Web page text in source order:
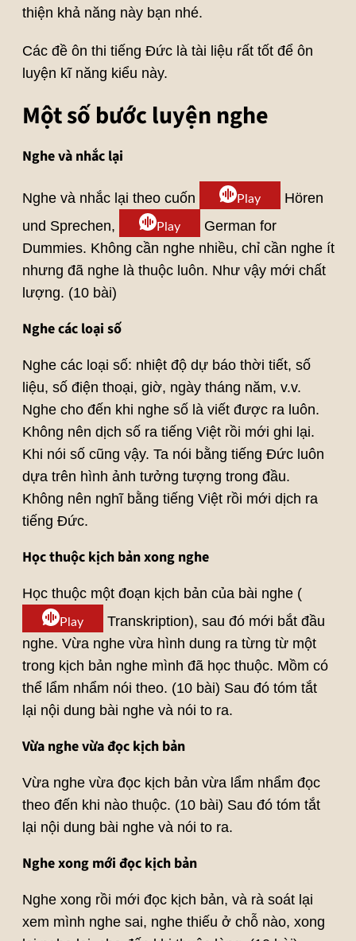
thiện khả năng này bạn nhé.
Các đề ôn thi tiếng Đức là tài liệu rất tốt để ôn
luyện kĩ năng kiểu này.
Một số bước luyện nghe
Nghe và nhắc lại
Nghe và nhắc lại theo cuốn Play
Hören
und Sprechen,
Play
German for
Dummies. Không cần nghe nhiều, chỉ cần nghe ít
nhưng đã nghe là thuộc luôn. Như vậy mới chất
lượng. (10 bài)
Nghe các loại số
Nghe các loại số: nhiệt độ dự báo thời tiết, số
liệu, số điện thoại, giờ, ngày tháng năm, v.v.
Nghe cho đến khi nghe số là viết được ra luôn.
Không nên dịch số ra tiếng Việt rồi mới ghi lại.
Khi nói số cũng vậy. Ta nói bằng tiếng Đức luôn
dựa trên hình ảnh tưởng tượng trong đầu.
Không nên nghĩ bằng tiếng Việt rồi mới dịch ra
tiếng Đức.
Học thuộc kịch bản xong nghe
Học thuộc một đoạn kịch bản của bài nghe (
Play
Transkription), sau đó mới bắt đầu
nghe. Vừa nghe vừa hình dung ra từng từ một
trong kịch bản nghe mình đã học thuộc. Mồm có
thể lẩm nhẩm nói theo. (10 bài) Sau đó tóm tắt
lại nội dung bài nghe và nói to ra.
Vừa nghe vừa đọc kịch bản
Vừa nghe vừa đọc kịch bản vừa lẩm nhẩm đọc
theo đến khi nào thuộc. (10 bài) Sau đó tóm tắt
lại nội dung bài nghe và nói to ra.
Nghe xong mới đọc kịch bản
Nghe xong rồi mới đọc kịch bản, và rà soát lại
xem mình nghe sai, nghe thiếu ở chỗ nào, xong